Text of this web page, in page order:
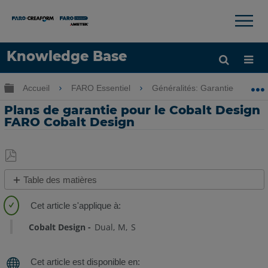
Knowledge Base
LANGUE
×
Développer/réduire la hiérarchie globale
Accueil FARO Essentiel Généralités: Garantie-
Plans de garantie pour le Cobalt Design
FARO Cobalt Design
Enregistrer
en
tant
que
Table des matières
des
options
Cobalt Design Dual M S